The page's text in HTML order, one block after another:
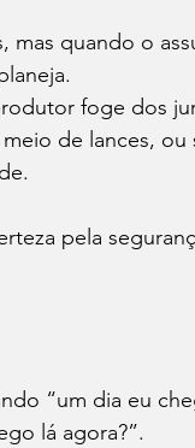
mas quando o
foge dos
de lances, ou
pela
“um dia eu
lá agora?”.